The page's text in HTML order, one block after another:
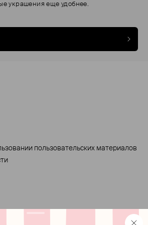
украшения еще удобнее.
пользовательских материалов